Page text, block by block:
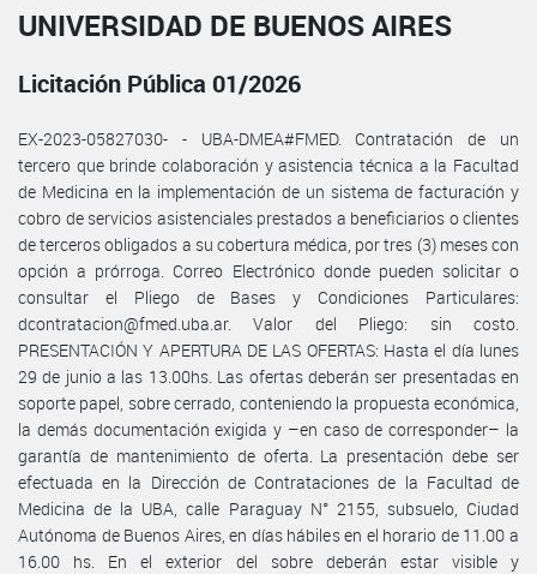
UNIVERSIDAD DE BUENOS AIRES
Licitación Pública 01/2026
EX-2023-05827030- - UBA-DMEA#FMED. Contratación de un
tercero que brinde colaboración y asistencia técnica a la Facultad
de Medicina en la implementación de un sistema de facturación y
cobro de servicios asistenciales prestados a beneficiarios o clientes
de terceros obligados a su cobertura médica, por tres (3) meses con
opción a prórroga. Correo Electrónico donde pueden solicitar o
consultar el Pliego de Bases y Condiciones Particulares:
dcontratacion@fmed.uba.ar. Valor del Pliego: sin costo.
PRESENTACIÓN Y APERTURA DE LAS OFERTAS: Hasta el día lunes
29 de junio a las 13.00hs. Las ofertas deberán ser presentadas en
soporte papel, sobre cerrado, conteniendo la propuesta económica,
la demás documentación exigida y –en caso de corresponder– la
garantía de mantenimiento de oferta. La presentación debe ser
efectuada en la Dirección de Contrataciones de la Facultad de
Medicina de la UBA, calle Paraguay N° 2155, subsuelo, Ciudad
Autónoma de Buenos Aires, en días hábiles en el horario de 11.00 a
16.00 hs. En el exterior del sobre deberán estar visible y